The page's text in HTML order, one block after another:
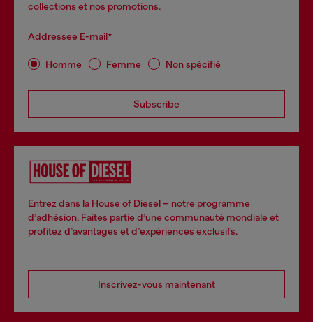
collections et nos promotions.
Addressee E-mail*
Homme Femme Non spécifié
Subscribe
Entrez dans la House of Diesel – notre programme
d’adhésion. Faites partie d’une communauté mondiale et
profitez d’avantages et d’expériences exclusifs.
Inscrivez-vous maintenant